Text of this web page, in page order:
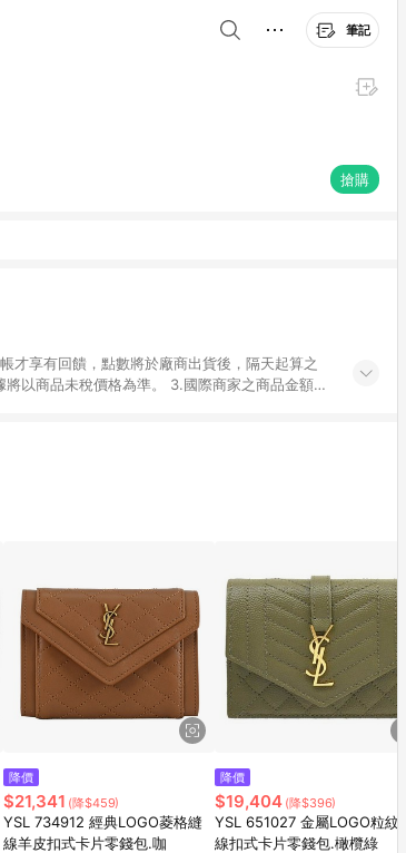
筆記
搶購
降價
$21,341 (降$459)
YSL 734912 經典LOGO菱格縫
線羊皮扣式卡片零錢包.咖
降價
$19,404 (降$396)
YSL 651027 金屬LOGO粒紋縫
線扣式卡片零錢包.橄欖綠